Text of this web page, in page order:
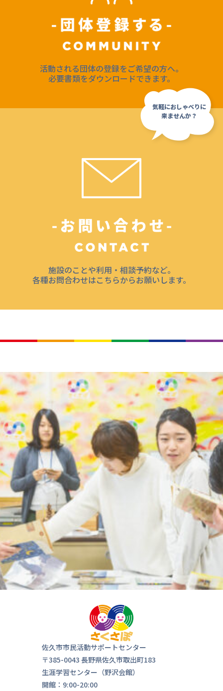
活動される団体の登録をご希望の方へ。
必要書類をダウンロードできます。
施設のことや利用・相談予約など。
各種お問合わせはこちらからお願いします。
佐久市市民活動サポートセンター
〒385-0043 長野県佐久市取出町183
生涯学習センター（野沢会館）
開館：9:00-20:00